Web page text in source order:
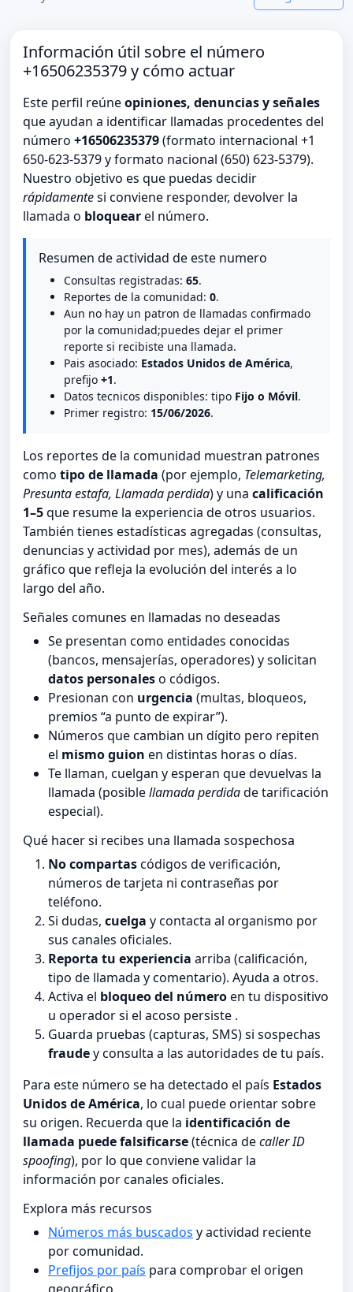
Información útil sobre el número
+16506235379 y cómo actuar
Este perfil reúneopiniones, denuncias y señales
que ayudan a identificar llamadas procedentes del
número +16506235379(formato internacional +1
650-623-5379 y formato nacional (650) 623-5379).
Nuestro objetivo es que puedas decidir
rápidamentesi conviene responder, devolver la
llamada o bloquearel número.
Resumen de actividad de este numero
Consultas registradas: 65.
Reportes de la comunidad: 0.
Aun no hay un patron de llamadas confirmado
por la comunidad;puedes dejar el primer
reporte si recibiste una llamada.
Pais asociado: Estados Unidos de América,
prefijo +1.
Datos tecnicos disponibles: tipo Fijo o Móvil.
Primer registro: 15/06/2026.
Los reportes de la comunidad muestran patrones
como tipo de llamada (por ejemplo, Telemarketing,
Presunta estafa, Llamada perdida) y una calificación
1–5que resume la experiencia de otros usuarios.
También tienes estadísticas agregadas (consultas,
denuncias y actividad por mes), además de un
gráfico que refleja la evolución del interés a lo
largo del año.
Señales comunes en llamadas no deseadas
Se presentan como entidades conocidas
(bancos, mensajerías, operadores) y solicitan
datos personaleso códigos.
Presionan con urgencia (multas, bloqueos,
premios “a punto de expirar”).
Números que cambian un dígito pero repiten
el mismo guion en distintas horas o días.
Te llaman, cuelgan y esperan que devuelvas la
llamada (posiblellamada perdidade tarificación
especial).
Qué hacer si recibes una llamada sospechosa
No compartascódigos de verificación,
números de tarjeta ni contraseñas por
teléfono.
Si dudas, cuelga y contacta al organismo por
sus canales oficiales.
Reporta tu experiencia arriba (calificación,
tipo de llamada y comentario). Ayuda a otros.
Activa el bloqueo del númeroen tu dispositivo
u operador si el acoso persiste .
Guarda pruebas (capturas, SMS) si sospechas
fraudey consulta a las autoridades de tu país.
Para este número se ha detectado el país Estados
Unidos de América, lo cual puede orientar sobre
su origen. Recuerda que la identificación de
llamada puede falsificarse(técnica decaller ID
spoofing), por lo que conviene validar la
información por canales oficiales.
Explora más recursos
Números más buscados y actividad reciente
por comunidad.
Prefijos por país para comprobar el origen